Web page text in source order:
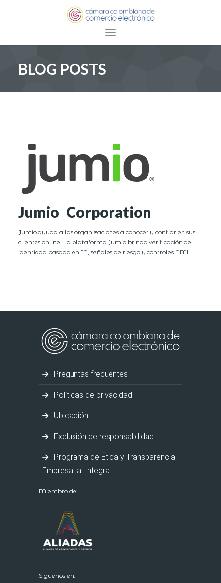
Toggle navigation
BLOG POSTS
Jumio Corporation
Jumio ayuda a las organizaciones a conocer y confiar en sus
clientes online. La plataforma Jumio brinda verificación de
identidad basada en IA, señales de riesgo y controles AML.
Preguntas frecuentes
Políticas de privacidad
Ubicación
Exclusión de responsabilidad
Programa de Ética y Transparencia
Empresarial Integral
Miembro de:
Síguenos en: